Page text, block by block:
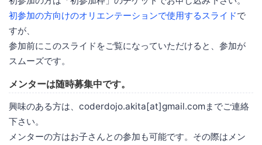
初参加の方向けのオリエンテーションで使用するスライドで
すが、
参加前にこのスライドをご覧になっていただけると、参加が
スムーズです。
メンターは随時募集中です。
興味のある方は、coderdojo.akita[at]gmail.comまでご連絡
下さい。
メンターの方はお子さんとの参加も可能です。その際はメン